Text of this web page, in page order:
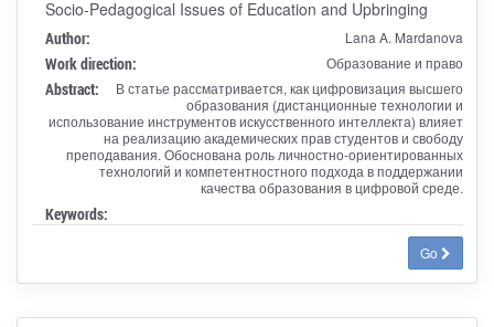
Socio-Pedagogical Issues of Education and Upbringing
Author: Lana A. Mardanova
Work direction: Образование и право
Abstract:
В статье рассматривается, как цифровизация высшего
образования (дистанционные технологии и
использование инструментов искусственного интеллекта) влияет
на реализацию академических прав студентов и свободу
преподавания. Обоснована роль личностно-ориентированных
технологий и компетентностного подхода в поддержании
качества образования в цифровой среде.
Keywords:
Go